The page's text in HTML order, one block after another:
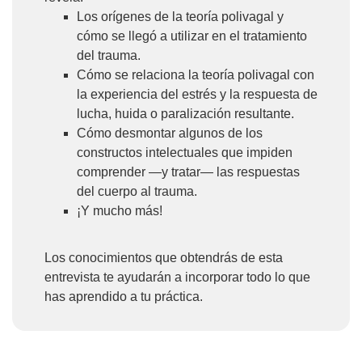
Los orígenes de la teoría polivagal y
cómo se llegó a utilizar en el tratamiento
del trauma.
Cómo se relaciona la teoría polivagal con
la experiencia del estrés y la respuesta de
lucha, huida o paralización resultante.
Cómo desmontar algunos de los
constructos intelectuales que impiden
comprender —y tratar— las respuestas
del cuerpo al trauma.
¡Y mucho más!
Los conocimientos que obtendrás de esta
entrevista te ayudarán a incorporar todo lo que
has aprendido a tu práctica.